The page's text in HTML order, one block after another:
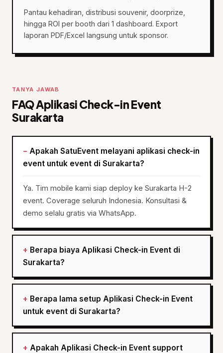
Pantau kehadiran, distribusi souvenir, doorprize,
hingga ROI per booth dari 1 dashboard. Export
laporan PDF/Excel langsung untuk sponsor.
TANYA JAWAB
FAQ Aplikasi Check-in Event
Surakarta
Apakah SatuEvent melayani aplikasi check-in
event untuk event di Surakarta?
Ya. Tim mobile kami siap deploy ke Surakarta H-2
event. Coverage seluruh Indonesia. Konsultasi &
demo selalu gratis via WhatsApp.
Berapa biaya Aplikasi Check-in Event di
Surakarta?
Berapa lama setup Aplikasi Check-in Event
untuk event di Surakarta?
Apakah Aplikasi Check-in Event support